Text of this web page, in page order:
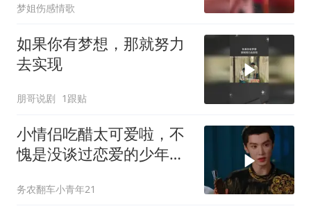
梦姐伤感情歌
如果你有梦想，那就努力
去实现
朋哥说剧 1跟贴
小情侣吃醋太可爱啦，不
愧是没谈过恋爱的少年天
务农翻车小青年21